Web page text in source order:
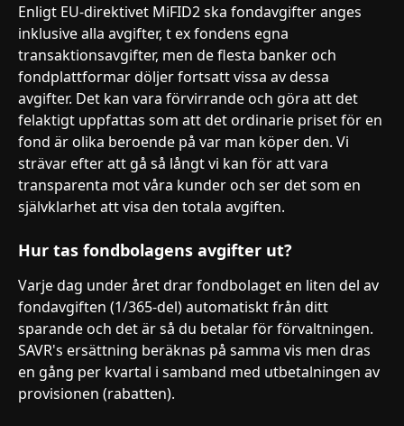
Enligt EU-direktivet MiFID2 ska fondavgifter anges
inklusive alla avgifter, t ex fondens egna
transaktionsavgifter, men de flesta banker och
fondplattformar döljer fortsatt vissa av dessa
avgifter. Det kan vara förvirrande och göra att det
felaktigt uppfattas som att det ordinarie priset för en
fond är olika beroende på var man köper den. Vi
strävar efter att gå så långt vi kan för att vara
transparenta mot våra kunder och ser det som en
självklarhet att visa den totala avgiften.
Hur tas fondbolagens avgifter ut?
Varje dag under året drar fondbolaget en liten del av
fondavgiften (1/365-del) automatiskt från ditt
sparande och det är så du betalar för förvaltningen.
SAVR's ersättning beräknas på samma vis men dras
en gång per kvartal i samband med utbetalningen av
provisionen (rabatten).